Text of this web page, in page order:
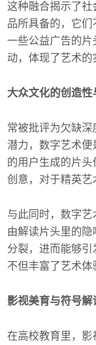
这种融合揭示了
品所具备的，它
一些公益广告的
动，体现了艺术的
大众文化的创造性
常被批评为欠缺
潜力，数字艺术
的用户生成的片
创意，对于精英艺
与此同时，数字
由解读片头里的
分裂，进而能够
不但丰富了艺术体
影视美育与符号解
在高校教育里，